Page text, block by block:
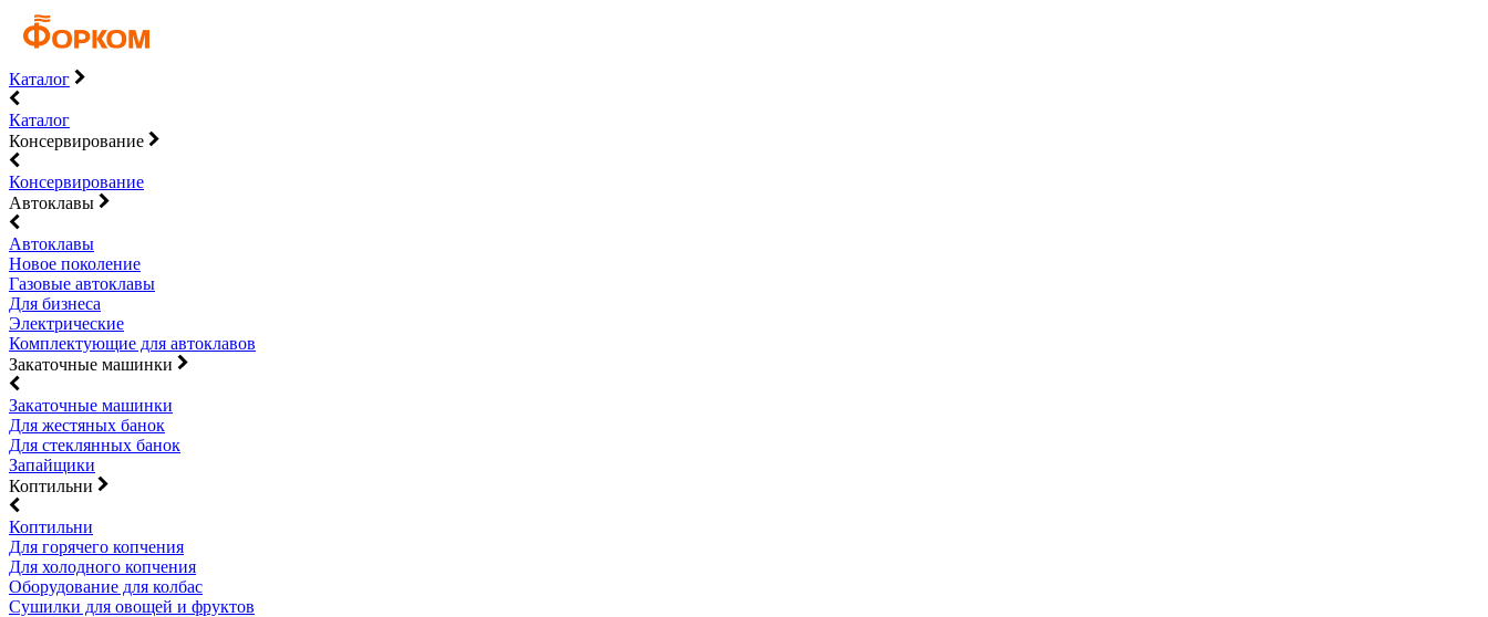
Каталог
Каталог
Консервирование
Консервирование
Автоклавы
Автоклавы
Новое поколение
Газовые автоклавы
Для бизнеса
Электрические
Комплектующие для автоклавов
Закаточные машинки
Закаточные машинки
Для жестяных банок
Для стеклянных банок
Запайщики
Коптильни
Коптильни
Для горячего копчения
Для холодного копчения
Оборудование для колбас
Сушилки для овощей и фруктов